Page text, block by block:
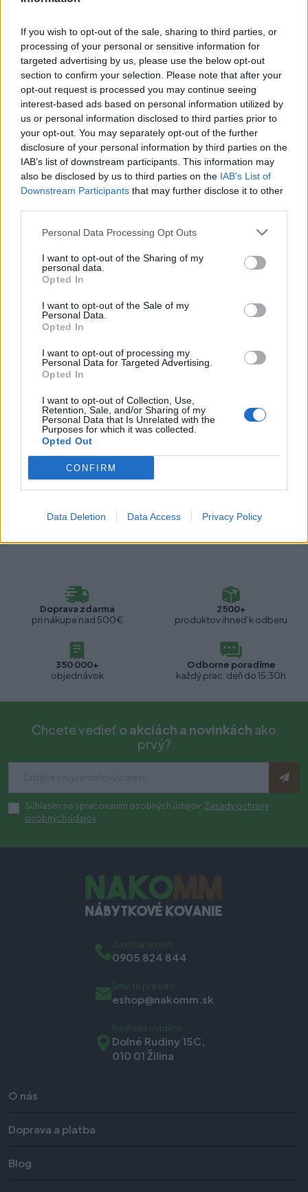
If you wish to opt-out of the sale, sharing to third parties, or
processing of your personal or sensitive information for
targeted advertising by us, please use the below opt-out
section to confirm your selection. Please note that after your
opt-out request is processed you may continue seeing
interest-based ads based on personal information utilized by
us or personal information disclosed to third parties prior to
your opt-out. You may separately opt-out of the further
disclosure of your personal information by third parties on the
IAB’s list of downstream participants. This information may
also be disclosed by us to third parties on the IAB’s List of
Downstream Participants that may further disclose it to other
Personal Data Processing Opt Outs
I want to opt-out of the Sharing of my
personal data.
Opted In
I want to opt-out of the Sale of my
Personal Data.
Opted In
I want to opt-out of processing my
Personal Data for Targeted Advertising.
Opted In
I want to opt-out of Collection, Use,
Retention, Sale, and/or Sharing of my
Personal Data that Is Unrelated with the
Purposes for which it was collected.
Opted Out
CONFIRM
Data Deletion Data Access Privacy Policy
BLUMOTION 970A1002
Spôsob upevnenia: na navŕtanie, na strane závesu
Priemer upevňovacích vŕtaní: 10 mm
Vŕtacia hĺbka upevňovacích vŕtaní: 50 mm
Materiál: Plast
Farba / Povrch: RAL 7037 sivá prachová
Parametre
EAN: 9002617643527
Kategórie:
Hmotnosť: 6.903 g
Farba:
(R7037)
Recenzie produktu
Pre tento produkt neboli pridané žiadne recenzie.
Doprava zdarma
pri nákupe nad 500€
2500+
produktov ihneď k odberu
350 000+
objednávok
Odborne poradíme
každý prac. deň do 15:30h
Chcete vedieť o akciách a novinkách ako
prvý?
Súhlasím so spracovaním osobných údajov. Zásady ochrany
osobných údajov
O nás
Doprava a platba
Blog
Zavolajte nám
0905 824 844
Sme tu pre vás!
eshop@nakomm.sk
Radi vás uvidíme
Dolné Rudiny 15C,
010 01 Žilina